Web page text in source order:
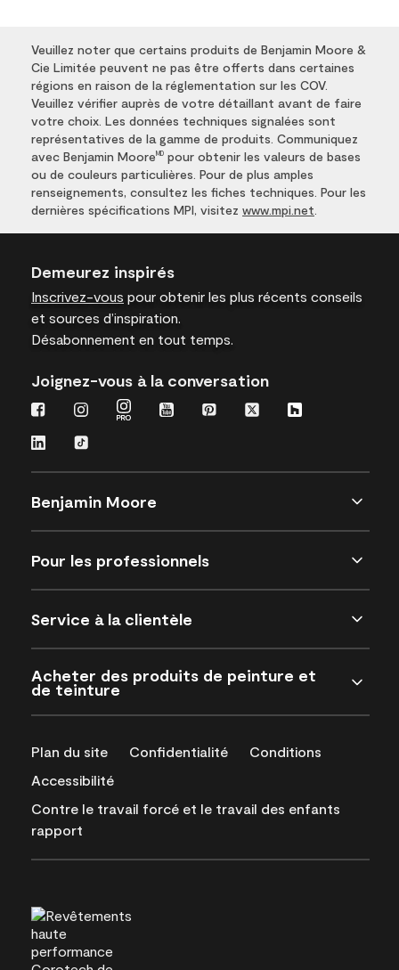
Veuillez noter que certains produits de Benjamin Moore &
Cie Limitée peuvent ne pas être offerts dans certaines
régions en raison de la réglementation sur les COV.
Veuillez vérifier auprès de votre détaillant avant de faire
votre choix. Les données techniques signalées sont
représentatives de la gamme de produits. Communiquez
avec Benjamin Moore MD pour obtenir les valeurs de bases
ou de couleurs particulières. Pour de plus amples
renseignements, consultez les fiches techniques. Pour les
dernières spécifications MPI, visitez www.mpi.net
Demeurez inspirés
Inscrivez-vous pour obtenir les plus récents conseils
et sources d’inspiration.
Désabonnement en tout temps.
Joignez-vous à la conversation
Benjamin Moore
Pour les professionnels
Service à la clientèle
Acheter des produits de peinture et
de teinture
Plan du site Confidentialité
Conditions
Accessibilité
Contre le travail forcé et le travail des enfants
rapport